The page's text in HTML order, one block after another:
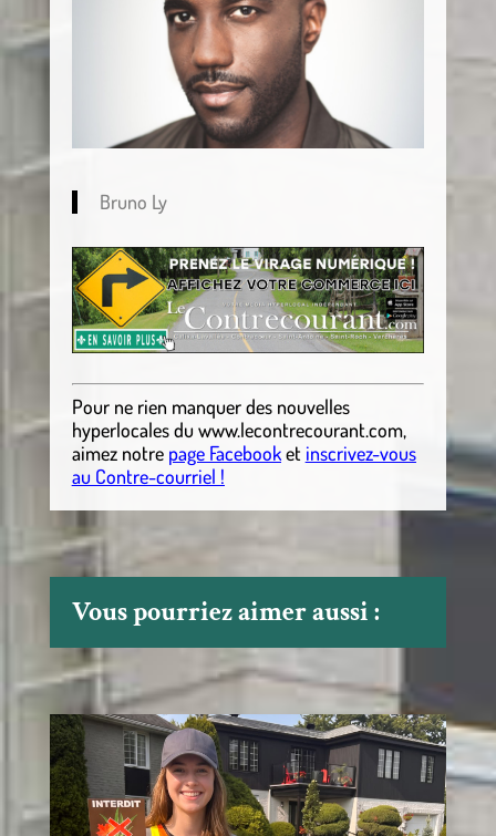
Bruno Ly
Pour ne rien manquer des nouvelles
hyperlocalesdu www.lecontrecourant.com,
aimez notre page Facebooket inscrivez-vous
au Contre-courriel !
Vous pourriez aimer aussi :